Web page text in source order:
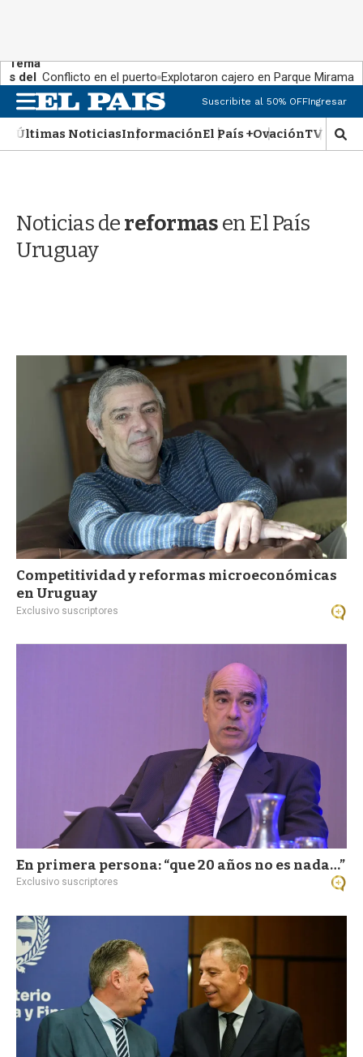
Tema
s del
día:
Conflicto en el puerto Explotaron cajero en Parque Miramar
M
e
n
u
Suscribite al 50% OFFIngresar
Últimas NoticiasInformaciónEl País +OvaciónTV Show
M
o
d
Noticias dereformasen El País
Uruguay
Competitividad y reformas microeconómicas
en Uruguay
Exclusivo suscriptores
En primera persona: “que 20 años no es nada…”
Exclusivo suscriptores